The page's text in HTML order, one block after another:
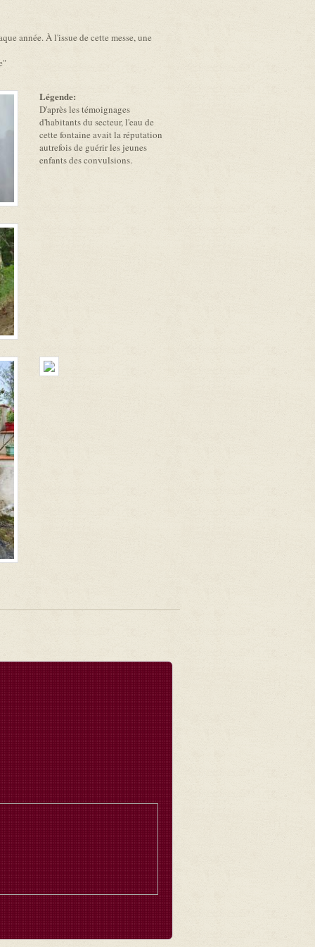
année. À l'issue de cette messe, une
Légende:
D'après les témoignages
d'habitants du secteur, l'eau de
cette fontaine avait la réputation
autrefois de guérir les jeunes
enfants des convulsions.